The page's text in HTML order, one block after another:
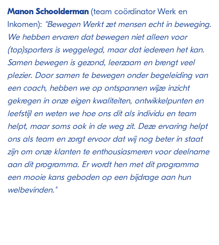
Manon Schoolderman(team coördinator Werk en
Inkomen): “Bewegen Werkt zet mensen echt in beweging.
We hebben ervaren dat bewegen niet alleen voor
(top)sporters is weggelegd, maar dat iedereen het kan.
Samen bewegen is gezond, leerzaam en brengt veel
plezier. Door samen te bewegen onder begeleiding van
een coach, hebben we op ontspannen wijze inzicht
gekregen in onze eigen kwaliteiten, ontwikkelpunten en
leefstijl en weten we hoe ons dit als individu en team
helpt, maar soms ook in de weg zit. Deze ervaring helpt
ons als team en zorgt ervoor dat wij nog beter in staat
zijn om onze klanten te enthousiasmeren voor deelname
aan dit programma. Er wordt hen met dit programma
een mooie kans geboden op een bijdrage aan hun
welbevinden."